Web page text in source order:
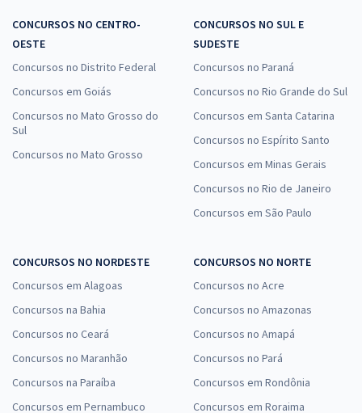
CONCURSOS NO CENTRO-
OESTE
Concursos no Distrito Federal
Concursos em Goiás
Concursos no Mato Grosso do
Sul
Concursos no Mato Grosso
CONCURSOS NO SUL E
SUDESTE
Concursos no Paraná
Concursos no Rio Grande do Sul
Concursos em Santa Catarina
Concursos no Espírito Santo
Concursos em Minas Gerais
Concursos no Rio de Janeiro
Concursos em São Paulo
CONCURSOS NO NORDESTE
Concursos em Alagoas
Concursos na Bahia
Concursos no Ceará
Concursos no Maranhão
Concursos na Paraíba
Concursos em Pernambuco
CONCURSOS NO NORTE
Concursos no Acre
Concursos no Amazonas
Concursos no Amapá
Concursos no Pará
Concursos em Rondônia
Concursos em Roraima